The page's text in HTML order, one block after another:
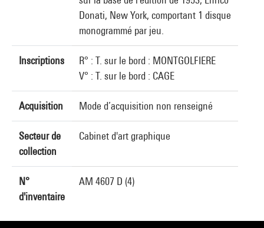
Donati, New York, comportant 1 disque
monogrammé par jeu.
Inscriptions
R° : T. sur le bord : MONTGOLFIERE
V° : T. sur le bord : CAGE
Acquisition Mode d’acquisition non renseigné
Secteur de
collection
Cabinet d'art graphique
N°
d'inventaire
AM 4607 D (4)